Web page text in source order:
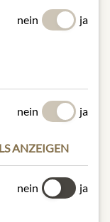
g
nein ja
nein ja
ANZEIGEN
nein ja